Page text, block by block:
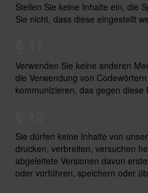
Stellen Sie keine Inhalte ein, die
Sie nicht, dass diese eingestellt
Verwenden Sie keine anderen
die Verwendung von
kommunizieren, das gegen diese
Sie dürfen keine Inhalte von
drucken, verbreiten, versuchen
abgeleitete Versionen davon
oder vorführen, speichern oder